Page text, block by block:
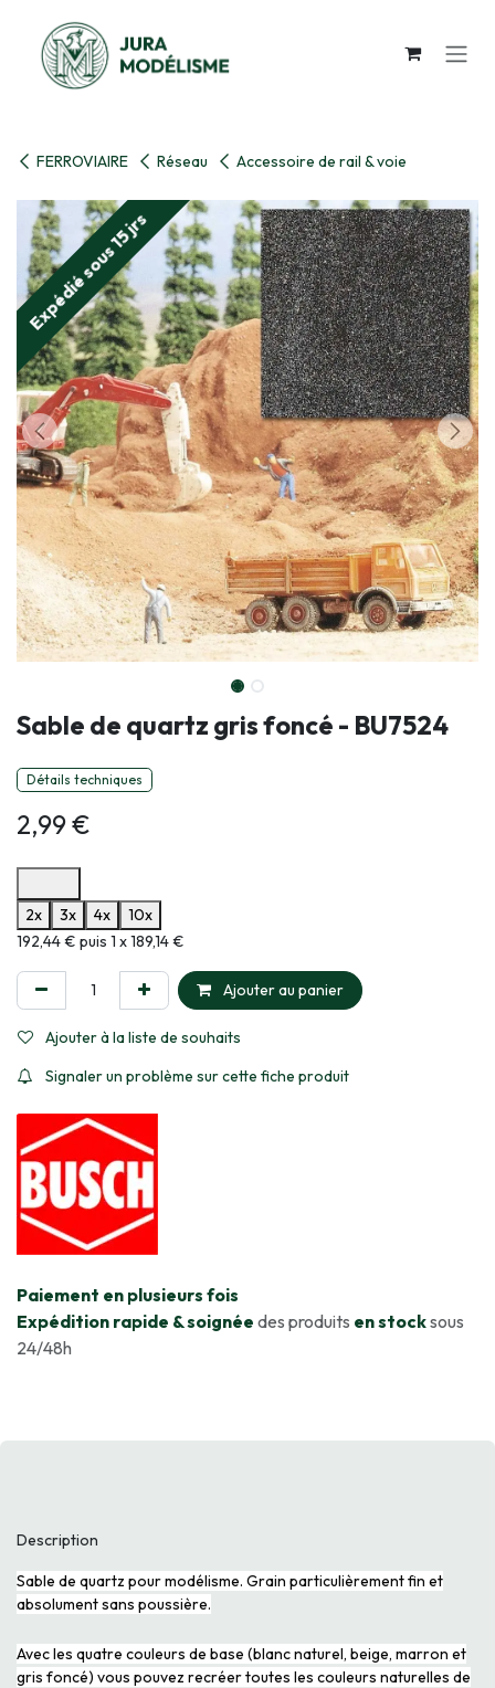
FERROVIAIRE Réseau Accessoire de rail & voie
Expédié sous 15 jrs
Sable de quartz gris foncé - BU7524
Détails techniques
2,99€
2x
3x 4x
10x
Informations sur le plan de paiement sélectionné
192,44 € puis 1 x 189,14 €
Ajouter au panier
Ajouter à la liste de souhaits
Signaler un problème sur cette fiche produit
​Paiement en plusieurs fois
Expédition rapide & soignée des produits en stocksous
24/48h
Description
Sable de quartz pour modélisme. Grain particulièrement fin et
absolument sans poussière.
Avec les quatre couleurs de base (blanc naturel, beige, marron et
gris foncé) vous pouvez recréer toutes les couleurs naturelles de